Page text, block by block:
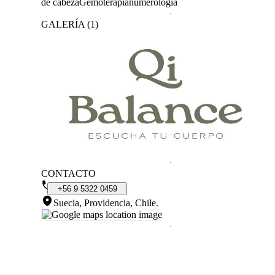
de cabezaGemoterapianumerologia
GALERÍA (1)
CONTACTO
+56 9 5322 0459
Suecia, Providencia, Chile.